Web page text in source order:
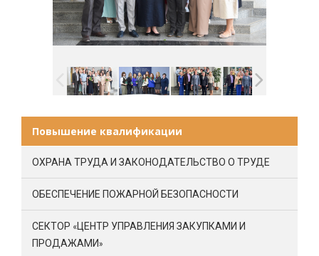
Повышение квалификации
ОХРАНА ТРУДА И ЗАКОНОДАТЕЛЬСТВО О ТРУДЕ
ОБЕСПЕЧЕНИЕ ПОЖАРНОЙ БЕЗОПАСНОСТИ
СЕКТОР «ЦЕНТР УПРАВЛЕНИЯ ЗАКУПКАМИ И
ПРОДАЖАМИ»